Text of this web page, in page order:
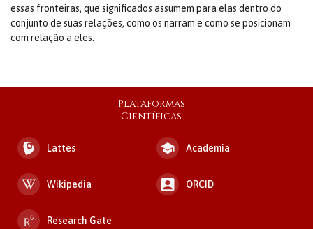
essas fronteiras, que significados assumem para elas dentro do
conjunto de suas relações, como os narram e como se posicionam
com relação a eles.
Plataformas
Científicas
Lattes Academia
Wikipedia ORCID
Research Gate